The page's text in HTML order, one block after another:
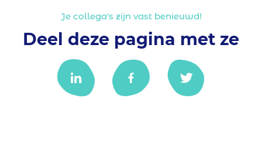
Je collega's zijn vast benieuwd!
Deel deze pagina met ze